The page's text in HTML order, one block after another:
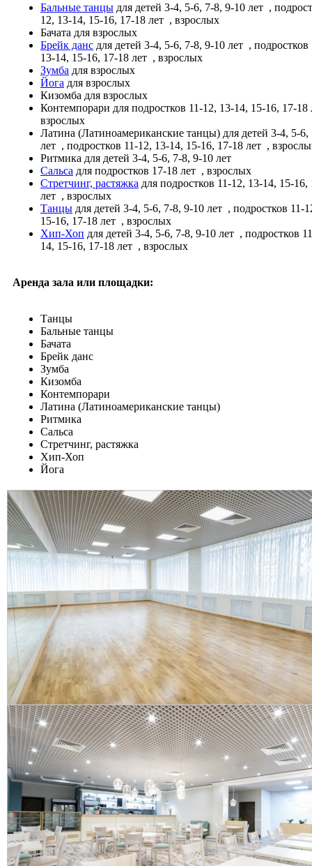
Бальные танцы для детей 3-4, 5-6, 7-8, 9-10 лет ,
12, 13-14, 15-16, 17-18 лет , взрослых
Бачата для взрослых
Брейк данс для детей 3-4, 5-6, 7-8, 9-10 лет , подростков
13-14, 15-16, 17-18 лет , взрослых
Зумба для взрослых
Йога для взрослых
Кизомба для взрослых
Контемпорари для подростков 11-12, 13-14, 15-16, 17-18
взрослых
Латина (Латиноамериканские танцы) для детей 3-4, 5-
лет , подростков 11-12, 13-14, 15-16, 17-18 лет ,
Ритмика для детей 3-4, 5-6, 7-8, 9-10 лет
Сальса для подростков 17-18 лет , взрослых
Стретчинг, растяжка для подростков 11-12, 13-14, 15-16,
лет , взрослых
Танцы для детей 3-4, 5-6, 7-8, 9-10 лет , подростков 11-
15-16, 17-18 лет , взрослых
Хип-Хоп для детей 3-4, 5-6, 7-8, 9-10 лет , подростков
14, 15-16, 17-18 лет , взрослых
Аренда зала или площадки:
Танцы
Бальные танцы
Бачата
Брейк данс
Зумба
Кизомба
Контемпорари
Латина (Латиноамериканские танцы)
Ритмика
Сальса
Стретчинг, растяжка
Хип-Хоп
Йога